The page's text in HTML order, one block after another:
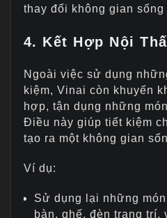
thay đổi không gian
4. Kết Hợp Nội
Ngoài việc sử dụng
kiệm, Vinai còn khuyến
hợp, tận dụng những
Điều này giúp tiết kiệm
tạo ra một không gian
Ví dụ:
Sử dụng lại những
bàn, ghế, đèn trang trí,